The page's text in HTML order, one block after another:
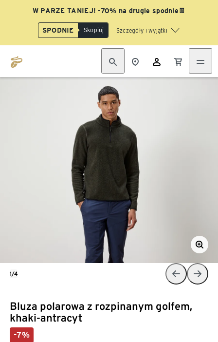
W PARZE TANIEJ! -70% na drugie spodnie👖
SPODNIE Skopiuj Szczegóły i wyjątki
Bluza polarowa z rozpinanym golfem,
khaki-antracyt
-7%
1/4